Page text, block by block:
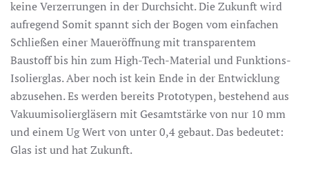
keine Verzerrungen in der Durchsicht. Die Zukunft wird
aufregend Somit spannt sich der Bogen vom einfachen
Schließen einer Maueröffnung mit transparentem
Baustoff bis hin zum High-Tech-Material und Funktions-
Isolierglas. Aber noch ist kein Ende in der Entwicklung
abzusehen. Es werden bereits Prototypen, bestehend aus
Vakuumisoliergläsern mit Gesamtstärke von nur 10 mm
und einem Ug Wert von unter 0,4 gebaut. Das bedeutet:
Glas ist und hat Zukunft.